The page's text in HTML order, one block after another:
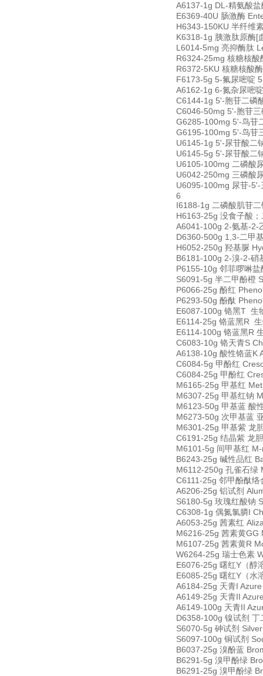
A6137-1g DL-精氨酸
E6369-40U 肠激酶
H6343-150KU 半纤维
K6318-1g 胰激肽原酶[
L6014-5mg 亮抑酶肽
R6324-25mg 核糖核
R6372-5KU 核糖核酸
F6173-5g 5-氟尿嘧啶
A6162-1g 6-氮杂尿嘧
C6144-1g 5'-胞苷二磷
C6046-50mg 5'-胞苷
G6285-100mg 5'-鸟苷
G6195-100mg 5'-鸟苷
U6145-1g 5'-尿苷酸二
U6145-5g 5'-尿苷酸二
U6105-100mg 二磷酸
U6042-250mg 三磷酸
U6095-100mg 尿苷-
6
I6188-1g 二磷酸肌苷
H6163-25g 没食子酸
A6041-100g 2-氨基-2-
D6360-500g 1,3-二甲
H6052-250g 羟基脲
B6181-100g 2-溴-2-硝
P6155-10g 邻菲啰啉
S6091-5g 半二甲酚橙
P6066-25g 酚红
P6293-50g 酚酞
E6087-100g 铬黑T 生
E6114-25g 铬蓝黑R
E6114-100g 铬蓝黑R
C6083-10g 铬天青S
A6138-10g 酸性铬蓝K
C6084-5g 甲酚红
C6084-25g 甲酚红
M6165-25g 甲基红
M6307-25g 甲基红钠
M6123-50g 甲基蓝 酸
M6273-50g 次甲基蓝
M6301-25g 甲基紫 龙
C6191-25g 结晶紫 龙
M6101-5g 间甲基红
B6243-25g 碱性品红
M6112-250g 孔雀石绿
C6111-25g 邻甲酚酞
A6206-25g 铝试剂
S6180-5g 玫瑰红酸钠
C6308-1g 偶氮氯膦I
A6053-25g 茜素红
M6216-25g 茜素黄GG
M6107-25g 茜素黄R
W6264-25g 瑞士色素
E6076-25g 曙红Y（醇
E6085-25g 曙红Y（水
A6184-25g 天青I
A6149-25g 天青II
A6149-100g 天青II
D6358-100g 镍试剂
S6070-5g 砷试剂
S6097-100g 铜试剂
B6037-25g 溴酚蓝
B6291-5g 溴甲酚绿
B6291-25g 溴甲酚绿